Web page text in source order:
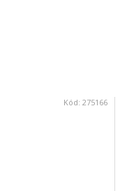
Kód: 275166